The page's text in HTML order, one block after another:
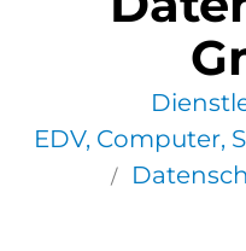
EDV, Computer,
/